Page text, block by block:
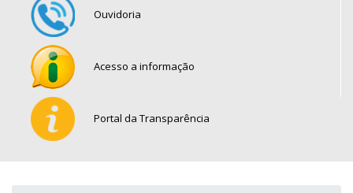
Ouvidoria
Acesso a informação
Portal da Transparência